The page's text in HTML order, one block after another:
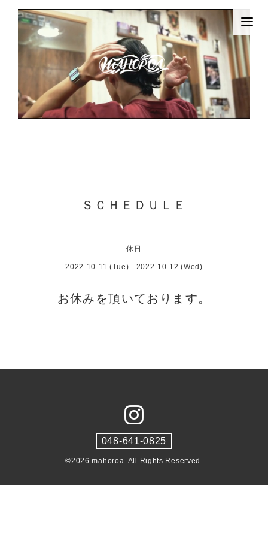
ＳＣＨＥＤＵＬＥ
休日
2022-10-11 (Tue) - 2022-10-12 (Wed)
お休みを頂いております。
048-641-0825
©2026mahoroa. All Rights Reserved.